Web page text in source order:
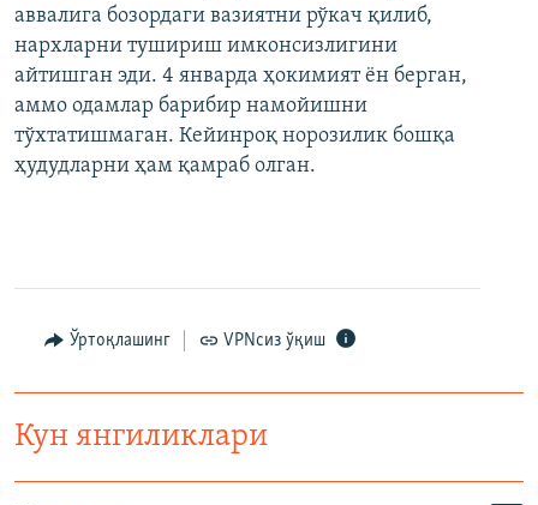
аввалига бозордаги вазиятни рўкач қилиб,
нархларни тушириш имконсизлигини
айтишган эди. 4 январда ҳокимият ён берган,
аммо одамлар барибир намойишни
тўхтатишмаган. Кейинроқ норозилик бошқа
ҳудудларни ҳам қамраб олган.
Ўртоқлашинг VPNсиз ўқиш
Кун янгиликлари